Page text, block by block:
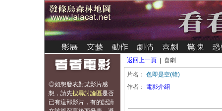
◎如想發表對某影片感
想， 請先搜尋討論區是否
已有這部影片，有的話請
返回上一頁 | 喜劇
片名： 色即是空(韓)
作者：
電影介紹